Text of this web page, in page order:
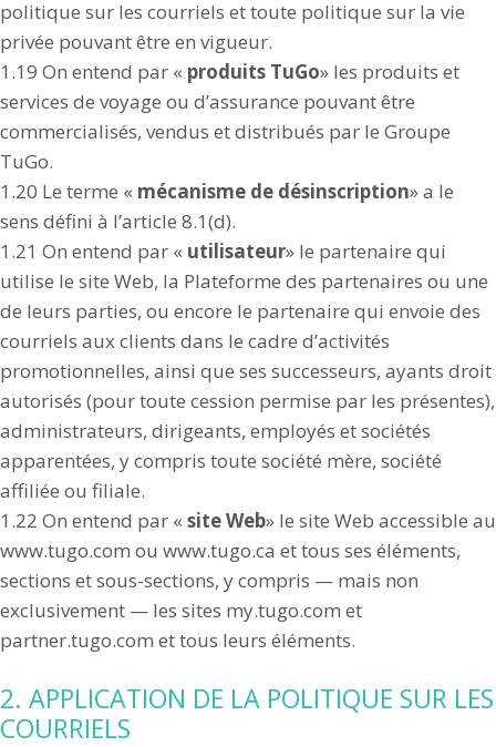
politique sur les courriels et toute politique sur la vie
privée pouvant être en vigueur.
1.19 On entend par « produits TuGo» les produits et
services de voyage ou d’assurance pouvant être
commercialisés, vendus et distribués par le Groupe
TuGo.
1.20 Le terme « mécanisme de désinscription» a le
sens défini à l’article ‎8.1(d).
1.21 On entend par « utilisateur» le partenaire qui
utilise le site Web, la Plateforme des partenaires ou une
de leurs parties, ou encore le partenaire qui envoie des
courriels aux clients dans le cadre d’activités
promotionnelles, ainsi que ses successeurs, ayants droit
autorisés (pour toute cession permise par les présentes),
administrateurs, dirigeants, employés et sociétés
apparentées, y compris toute société mère, société
affiliée ou filiale.
1.22 On entend par « site Web» le site Web accessible au
www.tugo.com ou www.tugo.ca et tous ses éléments,
sections et sous-sections, y compris — mais non
exclusivement — les sites my.tugo.com et
partner.tugo.com et tous leurs éléments.
2. APPLICATION DE LA POLITIQUE SUR LES
COURRIELS